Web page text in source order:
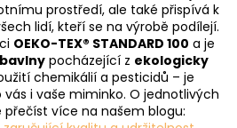
prostředí, ale také přispívá k
lidí, kteří se na výrobě podílejí.
OEKO-TEX® STANDARD 100 a je
bavlny pocházející z ekologicky
chemikálií a pesticidů – je
i vaše miminko. O jednotlivých
více na našem blogu: